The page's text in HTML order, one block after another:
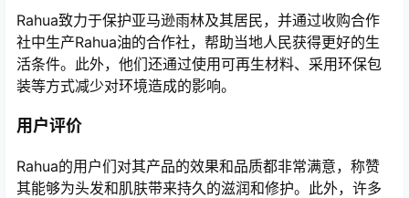
Rahua致力于保护亚马逊雨林及其居民，并通过收购合作
社中生产Rahua油的合作社，帮助当地人民获得更好的生
活条件。此外，他们还通过使用可再生材料、采用环保包
装等方式减少对环境造成的影响。
用户评价
Rahua的用户们对其产品的效果和品质都非常满意，称赞
其能够为头发和肌肤带来持久的滋润和修护。此外，许多